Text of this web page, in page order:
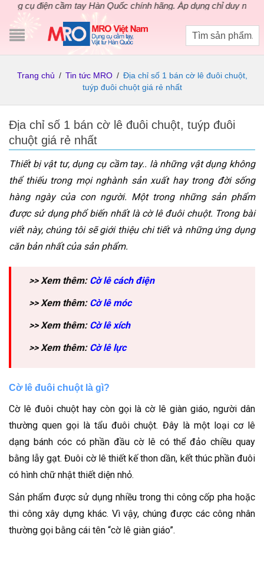
điện cầm tay Hàn Quốc chính hãng. Áp dụng chỉ duy nhất12
Trang chủ / Tin tức MRO / Địa chỉ số 1 bán cờ lê đuôi chuột,
tuýp đuôi chuột giá rẻ nhất
Địa chỉ số 1 bán cờ lê đuôi chuột, tuýp đuôi
chuột giá rẻ nhất
Thiết bị vật tư, dụng cụ cầm tay.. là những vật dụng không
thể thiếu trong mọi nghành sản xuất hay trong đời sống
hàng ngày của con người. Một trong những sản phẩm
được sử dụng phổ biến nhất là cờ lê đuôi chuột. Trong bài
viết này, chúng tôi sẽ giới thiệu chi tiết và những ứng dụng
căn bản nhất của sản phẩm.
>> Xem thêm: Cờ lê cách điện
>> Xem thêm: Cờ lê móc
>> Xem thêm: Cờ lê xích
>> Xem thêm: Cờ lê lực
Cờ lê đuôi chuột là gì?
Cờ lê đuôi chuột hay còn gọi là cờ lê giàn giáo, người dân
thường quen gọi là tẩu đuôi chuột. Đây là một loại cơ lê
dạng bánh cóc có phần đầu cờ lê có thể đảo chiều quay
bằng lẫy gạt. Đuôi cờ lê thiết kế thon dần, kết thúc phần đuôi
có hình chữ nhật thiết diện nhỏ.
Sản phẩm được sử dụng nhiều trong thi công cốp pha hoặc
thi công xây dựng khác. Vì vậy, chúng được các công nhân
thường gọi bằng cái tên “cờ lê giàn giáo”.